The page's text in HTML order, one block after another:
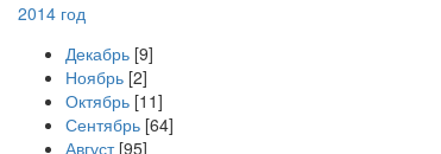
2014 год
Декабрь [9]
Ноябрь [2]
Октябрь [11]
Сентябрь [64]
Август[95]